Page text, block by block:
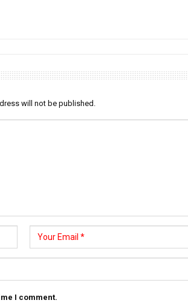
will not be published.
I comment.